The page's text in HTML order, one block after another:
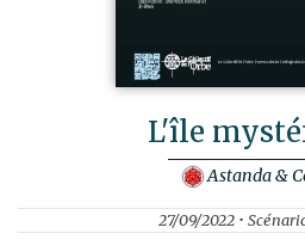
L'île
Astanda &
27/09/2022 •